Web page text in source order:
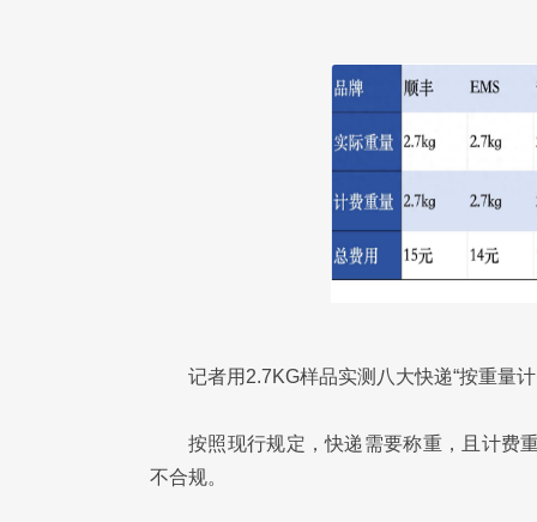
记者用2.7KG样品实测八大快递“按重量
按照现行规定，快递需要称重，且计费
不合规。